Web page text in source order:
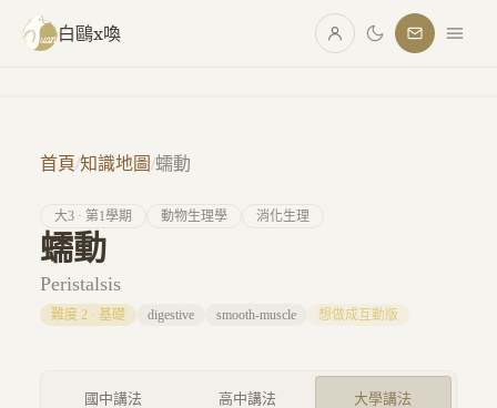
跳至主要內容
白鷗x喚
首頁/知識地圖/蠕動
大3 · 第1學期 動物生理學 消化生理
蠕動
Peristalsis
難度 2 · 基礎 digestive smooth-muscle 想做成互動版
國中講法 高中講法 大學講法